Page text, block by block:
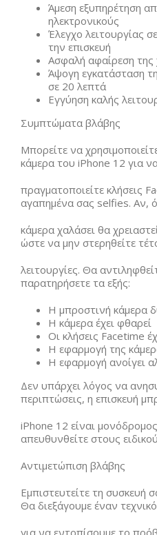
Άμεση εξυπηρέτηση
ηλεκτρονικούς
Έλεγχο λειτουργίας
την επισκευή
Ασφαλή αφαίρεση της
Άψογη εγκατάσταση
σε 20 λεπτά
Εγγύηση καλής
Συμπτώματα βλάβης
Μπορείτε να
κάμερα του iPhone 12 για
πραγματοποιείτε κλήσεις
αγαπημένα σας selfies. Αν,
κάμερα χαλάσει θα
ώστε να μην στερηθείτε
λειτουργίες. Θα
παρατηρήσετε τα εξής:
Η μπροστινή κάμερα
Η κάμερα έχει φθαρεί
Οι κλήσεις Facetime
Η εφαρμογή της
Η εφαρμογή ανοίγει
Δεν υπάρχει λόγος να
περιπτώσεις, η επισκευή
iPhone 12 είναι
απευθυνθείτε στους
Αντιμετώπιση βλάβης
Εμπιστευτείτε τη συσκευή
Θα διεξάγουμε έναν
για να εντοπίσουμε το